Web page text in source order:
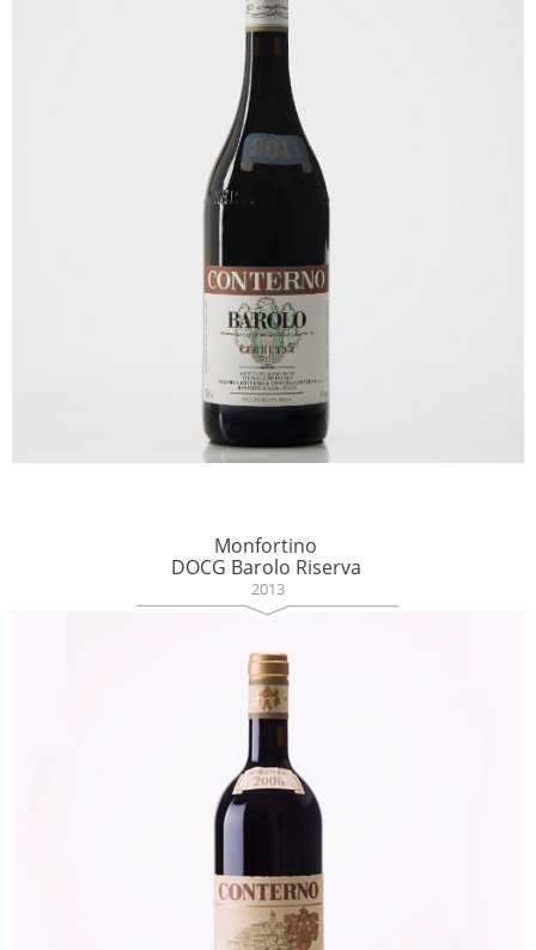
Monfortino
DOCG Barolo Riserva
2013